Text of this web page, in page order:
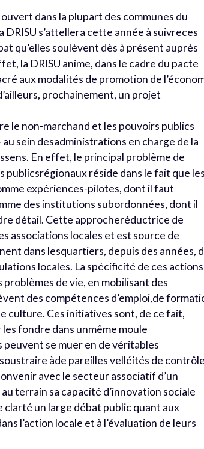
dans la plupart des communes du
s’attellera cette année à suivreces
qu’elles soulèvent dès à présent auprès
la DRISU anime, dans le cadre du pacte
aux modalités de promotion de
prochainement, un projet
le non-marchand et les pouvoirs publics
sein desadministrations en charge de la
En effet, le principal problème de
réside dans le fait que les
expériences-pilotes, dont il faut
des institutions subordonnées, dont il
détail. Cette approcheréductrice de
associations locales et est source de
dans lesquartiers, depuis des années,
locales. La spécificité de ces actions
de vie, en mobilisant des
des compétences d’emploi,de
culture. Ces initiatives sont, de ce fait,
fondre dans unmême moule
se muer en de véritables
àde pareilles velléités de contrôle
avec le secteur associatif d’un
terrain sa capacité d’innovation sociale
un large débat public quant aux
l’action locale et à l’évaluation de leurs